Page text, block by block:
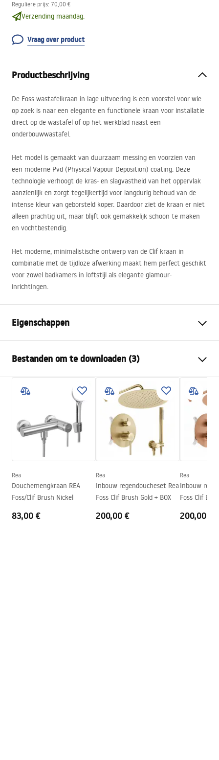
Reguliere prijs: 70,00 €
Verzending maandag.
Vraag over product
Productbeschrijving
De Foss wastafelkraan in lage uitvoering is een voorstel voor wie
op zoek is naar een elegante en functionele kraan voor installatie
direct op de wastafel of op het werkblad naast een
onderbouwwastafel.
Het model is gemaakt van duurzaam messing en voorzien van
een moderne Pvd (Physical Vapour Deposition) coating. Deze
technologie verhoogt de kras- en slagvastheid van het oppervlak
aanzienlijk en zorgt tegelijkertijd voor langdurig behoud van de
intense kleur van geborsteld koper. Daardoor ziet de kraan er niet
alleen prachtig uit, maar blijft ook gemakkelijk schoon te maken
en vochtbestendig.
Het moderne, minimalistische ontwerp van de Clif kraan in
combinatie met de tijdloze afwerking maakt hem perfect geschikt
voor zowel badkamers in loftstijl als elegante glamour-
inrichtingen.
Eigenschappen
Montagewijze
Opbouw
Kleur
Geborsteld koper
Type uitloop
Vast
Messing
Uitloopbereik
115mm
205mm
Coatingtechnologie
Aansluitdiameter:
Garantie
5 jaar
Bestanden om te downloaden (3)
Garantievoorwaarden
Warranty_Terms_and_Conditions_Faucets_-_5.pdf
Montage-instructies
Veiligheidsinformatie
Safety_Information_Faucets.pdf
Rea
Douchemengkraan REA
Foss/Clif Brush Nickel
83,00 €
Rea
Inbouw regendoucheset Rea
Foss Clif Brush Gold + BOX
200,00 €
Rea
Inbouw
Foss Clif
200,00 €